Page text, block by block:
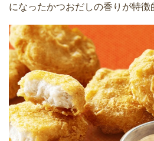
になったかつおだしの香りが特徴